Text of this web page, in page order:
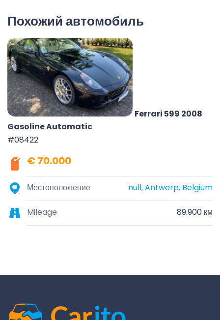
Похожий автомобиль
Ferrari 599 2008
Gasoline Automatic
#08422
€ 70.000
Местоположение null, Antwerp, Belgium
Mileage 89.900 км